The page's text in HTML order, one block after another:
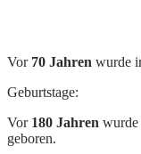
Vor 70 Jahren wurde
Geburtstage:
Vor 180 Jahren wurde
geboren.